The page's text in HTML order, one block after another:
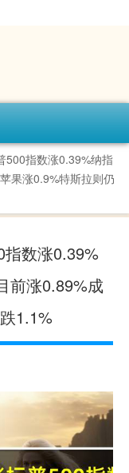
500指数涨0.39%纳指
果涨0.9%特斯拉则仍
数涨0.39%
前涨0.89%成
1.1%